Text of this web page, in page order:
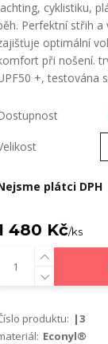
cyklistiku,
Perfektní střih a
optimální
při nošení.
+, testována
plátci DPH
480 Kč/ks
produktu: |3
Econyl®